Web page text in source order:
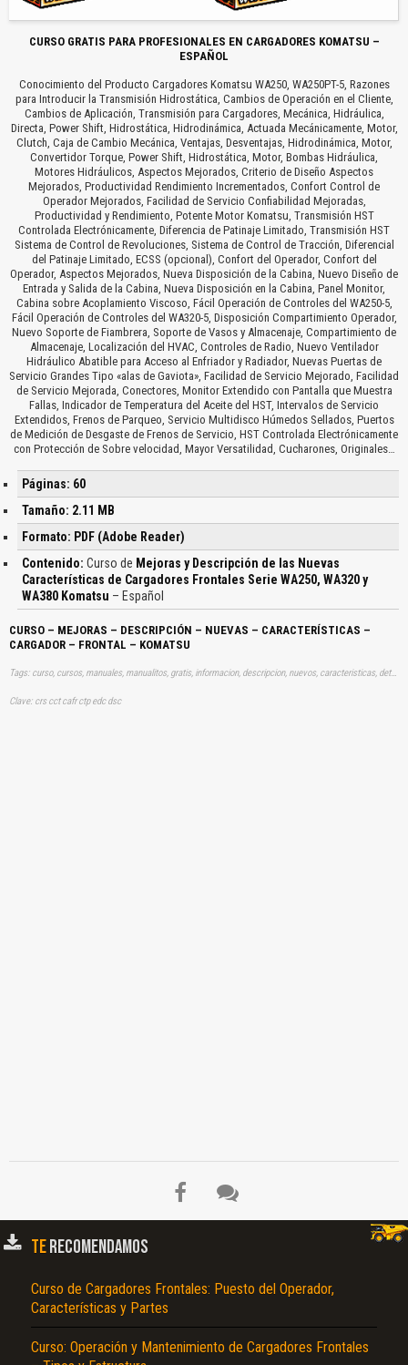
CURSO GRATIS PARA PROFESIONALES EN CARGADORES KOMATSU –
ESPAÑOL
Conocimiento del Producto Cargadores Komatsu WA250, WA250PT-5, Razones
para Introducir la Transmisión Hidrostática, Cambios de Operación en el Cliente,
Cambios de Aplicación, Transmisión para Cargadores, Mecánica, Hidráulica,
Directa, Power Shift, Hidrostática, Hidrodinámica, Actuada Mecánicamente, Motor,
Clutch, Caja de Cambio Mecánica, Ventajas, Desventajas, Hidrodinámica, Motor,
Convertidor Torque, Power Shift, Hidrostática, Motor, Bombas Hidráulica,
Motores Hidráulicos, Aspectos Mejorados, Criterio de Diseño Aspectos
Mejorados, Productividad Rendimiento Incrementados, Confort Control de
Operador Mejorados, Facilidad de Servicio Confiabilidad Mejoradas,
Productividad y Rendimiento, Potente Motor Komatsu, Transmisión HST
Controlada Electrónicamente, Diferencia de Patinaje Limitado, Transmisión HST
Sistema de Control de Revoluciones, Sistema de Control de Tracción, Diferencial
del Patinaje Limitado, ECSS (opcional), Confort del Operador, Confort del
Operador, Aspectos Mejorados, Nueva Disposición de la Cabina, Nuevo Diseño de
Entrada y Salida de la Cabina, Nueva Disposición en la Cabina, Panel Monitor,
Cabina sobre Acoplamiento Viscoso, Fácil Operación de Controles del WA250-5,
Fácil Operación de Controles del WA320-5, Disposición Compartimiento Operador,
Nuevo Soporte de Fiambrera, Soporte de Vasos y Almacenaje, Compartimiento de
Almacenaje, Localización del HVAC, Controles de Radio, Nuevo Ventilador
Hidráulico Abatible para Acceso al Enfriador y Radiador, Nuevas Puertas de
Servicio Grandes Tipo «alas de Gaviota», Facilidad de Servicio Mejorado, Facilidad
de Servicio Mejorada, Conectores, Monitor Extendido con Pantalla que Muestra
Fallas, Indicador de Temperatura del Aceite del HST, Intervalos de Servicio
Extendidos, Frenos de Parqueo, Servicio Multidisco Húmedos Sellados, Puertos
de Medición de Desgaste de Frenos de Servicio, HST Controlada Electrónicamente
con Protección de Sobre velocidad, Mayor Versatilidad, Cucharones, Originales…
Páginas: 60
Tamaño: 2.11 MB
Formato: PDF (Adobe Reader)
Contenido: Curso de Mejoras y Descripción de las Nuevas
Características de Cargadores Frontales Serie WA250, WA320 y
WA380 Komatsu – Español
CURSO – MEJORAS – DESCRIPCIÓN – NUEVAS – CARACTERÍSTICAS –
CARGADOR – FRONTAL – KOMATSU
Tags: curso, cursos, manuales, manualitos, gratis, informacion, descripcion, nuevos, caracteristicas, detalles, sistemas, cargadoras, palas, aprender, descargas
Clave: crs cct cafr ctp edc dsc
TERECOMENDAMOS
Curso de Cargadores Frontales: Puesto del Operador,
Características y Partes
Curso: Operación y Mantenimiento de Cargadores Frontales
El Título es incorrecto según el contenido.
Texto o Imagen de portada son erróneos.
No carga o no se visualiza el contenido.